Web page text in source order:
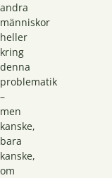
andra
människor
heller
kring
denna
problematik
–
men
kanske,
bara
kanske,
om